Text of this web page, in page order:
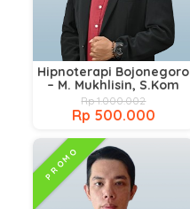
Hipnoterapi Bojonegoro
– M. Mukhlisin, S.Kom
Rp 1.000.002
Rp 500.000
PROMO